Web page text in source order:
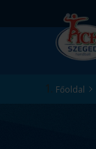
Főoldal